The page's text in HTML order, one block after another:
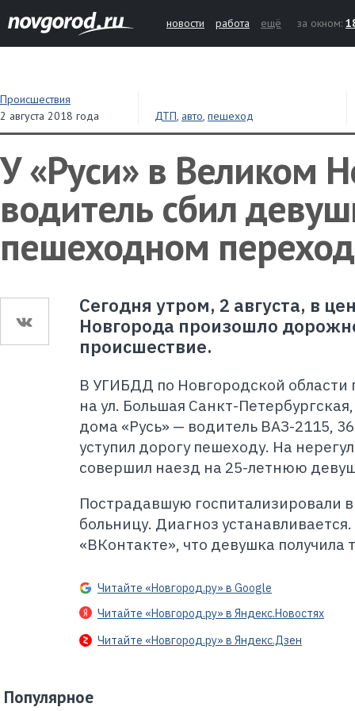
новости работа ещё за окном:
Происшествия
2 августа 2018 года
ДТП, авто, пешеход
У «Руси» в Великом
водитель сбил
пешеходном
Сегодня утром, 2 августа, в
Новгорода произошло
происшествие.
В УГИБДД по Новгородской области
на ул. Большая Санкт-
дома «Русь» — водитель ВАЗ-2115,
уступил дорогу пешеходу. На
совершил наезд на 25-летнюю
Пострадавшую госпитализировали
больницу. Диагноз
«ВКонтакте», что девушка получила
Читайте «Новгород.ру» в Google
Читайте «Новгород.ру» в Яндекс.Новостях
Читайте «Новгород.ру» в Яндекс.Дзен
Популярное